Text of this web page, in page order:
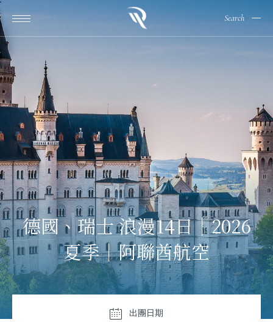
Search
德國、瑞士 浪漫14日｜2026
夏季｜阿聯酋航空
出團日期